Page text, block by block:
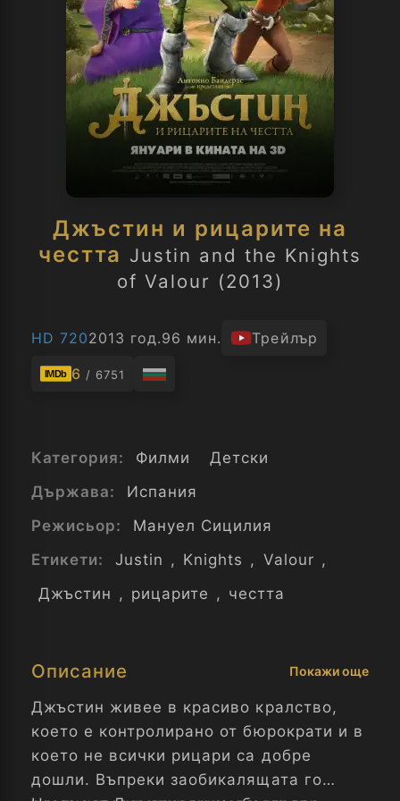
Джъстин и рицарите на
честта Justin and the Knights
of Valour (2013)
HD 7202013 год.96 мин. Трейлър
IMDb 6 / 6751
Категория: Филми
Детски
Държава:
Испания
Режисьор:
Мануел Сицилия
Етикети:
Justin , Knights , Valour ,
Джъстин , рицарите , честта
Описание Покажи още
Джъстин живее в красиво кралство,
което е контролирано от бюрократи и в
което не всички рицари са добре
дошли. Въпреки заобикалящата го